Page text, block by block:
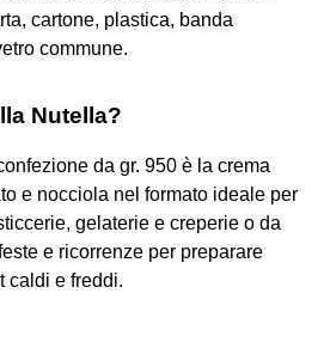
cartone, plastica, banda
commune.
Nutella?
da gr. 950 è la crema
e nocciola nel formato ideale per
gelaterie e creperie o da
e ricorrenze per preparare
caldi e freddi.